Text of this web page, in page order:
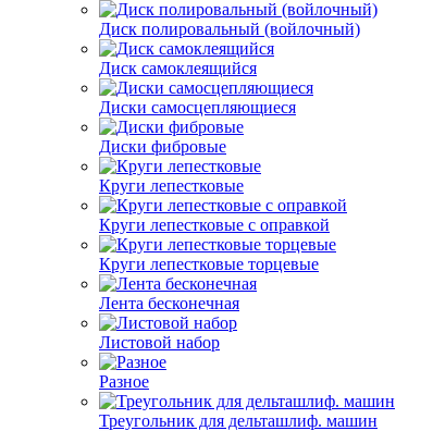
Диск полировальный (войлочный)
Диск самоклеящийся
Диски самосцепляющиеся
Диски фибровые
Круги лепестковые
Круги лепестковые с оправкой
Круги лепестковые торцевые
Лента бесконечная
Листовой набор
Разное
Треугольник для дельташлиф. машин